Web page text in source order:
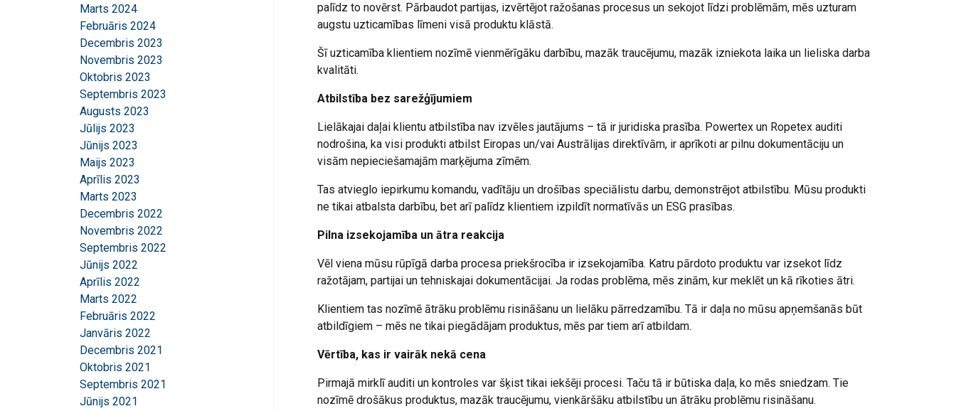
palīdz to novērst. Pārbaudot partijas, izvērtējot ražošanas procesus un sekojot līdzi problēmām, mēs uzturam
augstu uzticamības līmeni visā produktu klāstā.
Šī uzticamība klientiem nozīmē vienmērīgāku darbību, mazāk traucējumu, mazāk izniekota laika un lieliska darba
kvalitāti.
Atbilstība bez sarežģījumiem
Lielākajai daļai klientu atbilstība nav izvēles jautājums – tā ir juridiska prasība. Powertex un Ropetex auditi
nodrošina, ka visi produkti atbilst Eiropas un/vai Austrālijas direktīvām, ir aprīkoti ar pilnu dokumentāciju un
visām nepieciešamajām marķējuma zīmēm.
Tas atvieglo iepirkumu komandu, vadītāju un drošības speciālistu darbu, demonstrējot atbilstību. Mūsu produkti
ne tikai atbalsta darbību, bet arī palīdz klientiem izpildīt normatīvās un ESG prasības.
Pilna izsekojamība un ātra reakcija
Vēl viena mūsu rūpīgā darba procesa priekšrocība ir izsekojamība. Katru pārdoto produktu var izsekot līdz
ražotājam, partijai un tehniskajai dokumentācijai. Ja rodas problēma, mēs zinām, kur meklēt un kā rīkoties ātri.
Klientiem tas nozīmē ātrāku problēmu risināšanu un lielāku pārredzamību. Tā ir daļa no mūsu apņemšanās būt
atbildīgiem – mēs ne tikai piegādājam produktus, mēs par tiem arī atbildam.
Vērtība, kas ir vairāk nekā cena
Pirmajā mirklī auditi un kontroles var šķist tikai iekšēji procesi. Taču tā ir būtiska daļa, ko mēs sniedzam. Tie
nozīmē drošākus produktus, mazāk traucējumu, vienkāršāku atbilstību un ātrāku problēmu risināšanu.
Marts 2024
Februāris 2024
Decembris 2023
Novembris 2023
Oktobris 2023
Septembris 2023
Augusts 2023
Jūlijs 2023
Jūnijs 2023
Maijs 2023
Aprīlis 2023
Marts 2023
Decembris 2022
Novembris 2022
Septembris 2022
Jūnijs 2022
Aprīlis 2022
Marts 2022
Februāris 2022
Janvāris 2022
Decembris 2021
Oktobris 2021
Septembris 2021
Jūnijs 2021
LATVIAN
Šajā tīmekļa vietnē tiek izmantoti sīkfaili
Mēs izmantojam sīkfailus, lai personalizētu saturu, reklāmas un analizētu mūsu trafiku. Mēs arī
kuri to var apvienot ar citu informāciju, ko esat viņiem sniedzis vai ko viņi ir apkopojuši, izmantojot
jūsu pakalpojumus. Privātuma politika
nepieciešamie
PIEKRIST VISIEM
ATTEIKTIES NO VISIEM
RĀDĪT DETAĻAS